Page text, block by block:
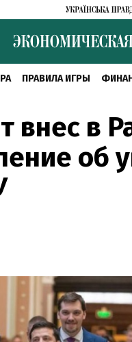
ПРАВИЛА ИГРЫ
внес в
об